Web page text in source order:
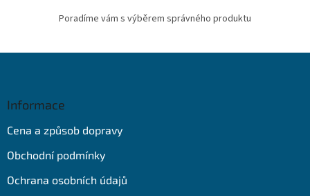
Poradíme vám s výběrem správného produktu
Informace
Cena a způsob dopravy
Obchodní podmínky
Ochrana osobních údajů